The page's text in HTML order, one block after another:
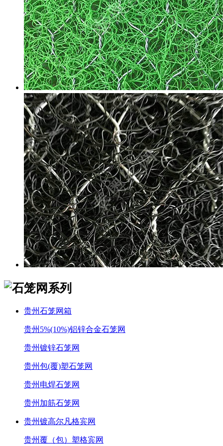
贵州石笼网箱
贵州5%(10%)铝锌合金石笼网
贵州镀锌石笼网
贵州包(覆)塑石笼网
贵州电焊石笼网
贵州加筋石笼网
贵州镀高尔凡格宾网
贵州覆（包）塑格宾网